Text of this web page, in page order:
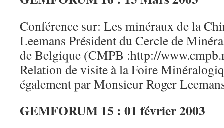
Conférence sur: Les minéraux de la
Leemans Président du Cercle de
de Belgique (CMPB :http://
Relation de visite à la Foire
également par Monsieur Roger
GEMFORUM 15 : 01 février 2003